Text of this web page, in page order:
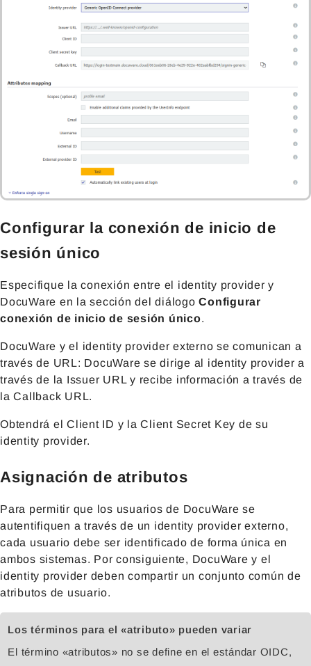
Configurar la conexión de inicio de
sesión único
Especifique la conexión entre el identity provider y
DocuWare en la sección del diálogoConfigurar
conexión de inicio de sesión único.
DocuWare y el identity provider externo se comunican a
través de URL: DocuWare se dirige al identity provider a
través de la Issuer URL y recibe información a través de
la Callback URL.
Obtendrá el Client ID y la Client Secret Key de su
identity provider.
Asignación de atributos
Para permitir que los usuarios de DocuWare se
autentifiquen a través de un identity provider externo,
cada usuario debe ser identificado de forma única en
ambos sistemas. Por consiguiente, DocuWare y el
identity provider deben compartir un conjunto común de
atributos de usuario.
Los términos para el «atributo» pueden variar
El término «atributos» no se define en el estándar OIDC,